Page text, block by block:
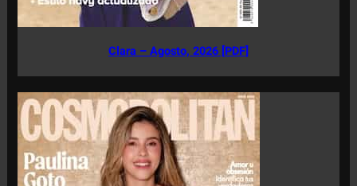
Clara – Agosto, 2026 [PDF]